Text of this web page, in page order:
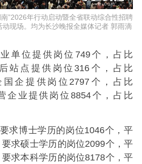
”2026年行动启动暨全省联动综合性招聘
现场。均为长沙晚报全媒体记者 郭雨滴
单位提供岗位749个，占比
站点提供岗位316个，占比
国企提供岗位2797个，占比
企业提供岗位8854个，占比
求博士学历的岗位1046个，平
求硕士学历的岗位2099个，平
求本科学历的岗位8178个，平